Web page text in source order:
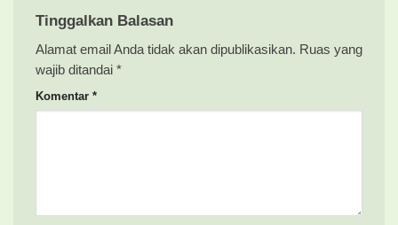
Tinggalkan Balasan
Alamat email Anda tidak akan dipublikasikan. Ruas yang
wajib ditandai *
Komentar *